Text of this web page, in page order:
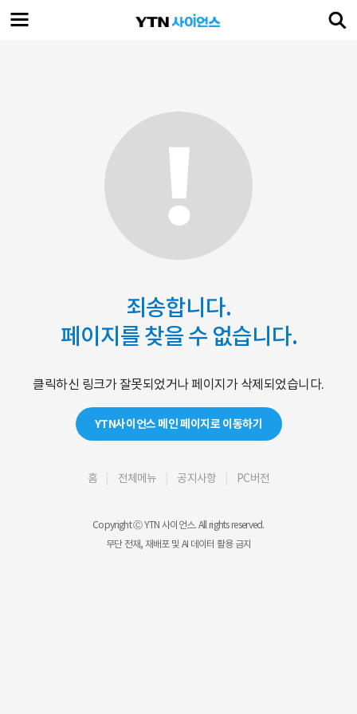
죄송합니다.
페이지를 찾을 수 없습니다.
클릭하신 링크가 잘못되었거나 페이지가 삭제되었습니다.
YTN사이언스 메인 페이지로 이동하기
홈 전체메뉴 공지사항 PC버전
Copyright Ⓒ YTN 사이언스. All rights reserved.
무단 전재, 재배포 및 AI 데이터 활용 금지